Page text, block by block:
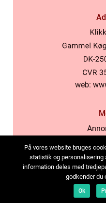
web:
På vores website bruges
statistik og personalisering
information deles med
godkender du
Ok